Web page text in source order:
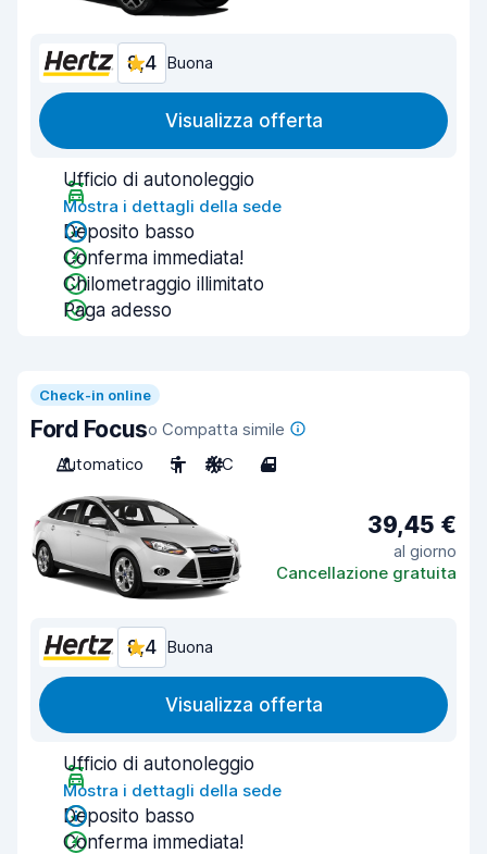
8,4 Buona
Visualizza offerta
Ufficio di autonoleggio
Mostra i dettagli della sede
Deposito basso
Conferma immediata!
Chilometraggio illimitato
Paga adesso
Check-in online
Ford Focuso Compatta simile
Automatico
5 A/C 4
39,45 €
al giorno
Cancellazione gratuita
8,4 Buona
Visualizza offerta
Ufficio di autonoleggio
Mostra i dettagli della sede
Deposito basso
Conferma immediata!